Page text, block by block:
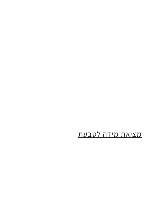
מציאת מידה לטבעת